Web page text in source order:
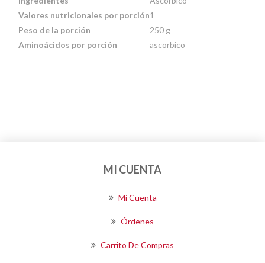
Valores nutricionales por porción1
Peso de la porción
250 g
Aminoácidos por porción
ascorbico
MI CUENTA
Mi Cuenta
Órdenes
Carrito De Compras